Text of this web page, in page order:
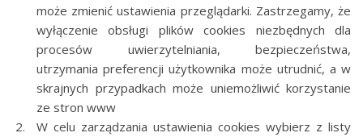
może zmienić ustawienia przeglądarki. Zastrzegamy, że
wyłączenie obsługi plików cookies niezbędnych dla
procesów uwierzytelniania, bezpieczeństwa,
utrzymania preferencji użytkownika może utrudnić, a w
skrajnych przypadkach może uniemożliwić korzystanie
ze stron www
W celu zarządzania ustawienia cookies wybierz z listy